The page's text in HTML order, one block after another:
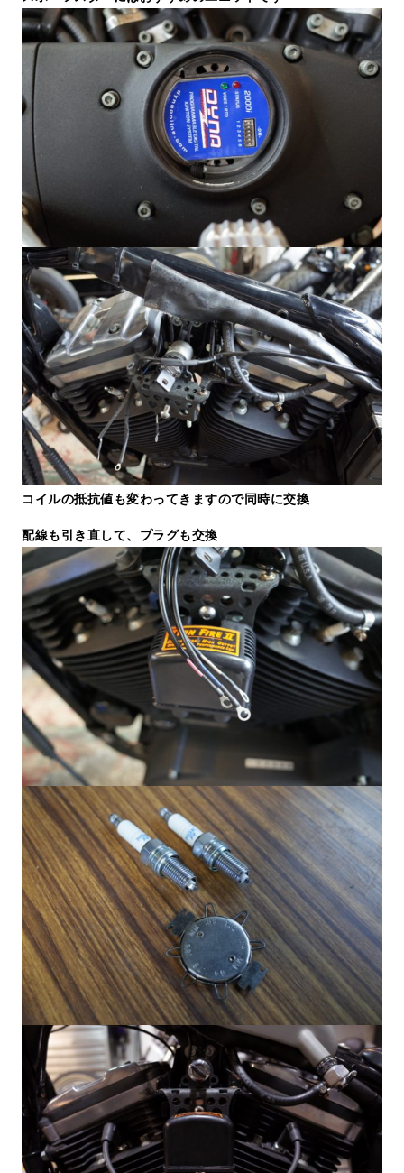
コイルの抵抗値も変わってきますので同時に交換
配線も引き直して、プラグも交換